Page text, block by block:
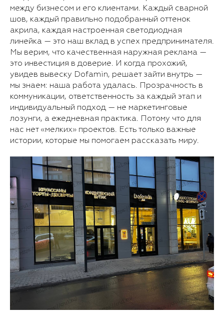
между бизнесом и его клиентами. Каждый сварной
шов, каждый правильно подобранный оттенок
акрила, каждая настроенная светодиодная
линейка — это наш вклад в успех предпринимателя.
Мы верим, что качественная наружная реклама —
это инвестиция в доверие. И когда прохожий,
увидев вывеску Dofamin, решает зайти внутрь —
мы знаем: наша работа удалась. Прозрачность в
коммуникации, ответственность за каждый этап и
индивидуальный подход — не маркетинговые
лозунги, а ежедневная практика. Потому что для
нас нет «мелких» проектов. Есть только важные
истории, которые мы помогаем рассказать миру.